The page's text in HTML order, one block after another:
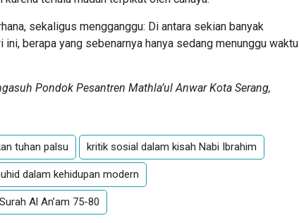
sekaligus mengganggu: Di antara sekian banyak
ini, berapa yang sebenarnya hanya sedang menunggu waktu
Pondok Pesantren Mathla’ul Anwar Kota Serang,
tuhan palsu kritik sosial dalam kisah Nabi Ibrahim
dalam kehidupan modern
Al An’am 75-80